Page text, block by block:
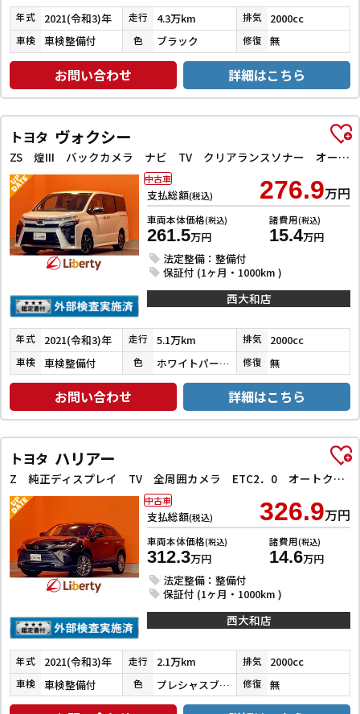
年式 2021(令和3)年 走行 4.3万km 排気 2000cc
車検 車検整備付 色 ブラック 修復 無
お問い合わせ 詳細はこちら
トヨタ ヴォクシー
ZS 煌III バックカメラ ナビ TV クリアランスソナー オートクルーズコントロール レーンアシスト 衝突被害軽減システム 両側電動スライドドア オートマチックハイビーム LEDヘッドランプ
支払総額(税込) 276.9万円
車両本体価格(税込)
261.5万円
諸費用(税込)
15.4万円
法定整備：整備付
保証付 (1ヶ月・1000km )
中古車
西大和店
年式 2021(令和3)年 走行 5.1万km 排気 2000cc
車検 車検整備付 色 ホワイトパールクリスタルシャイン 修復 無
お問い合わせ 詳細はこちら
トヨタ ハリアー
Z 純正ディスプレイ TV 全周囲カメラ ETC2．0 オートクルーズコントロール レーンアシスト パワーシート 衝突被害軽減システム オートマチックハイビーム LEDヘッドランプ 電動リアゲート
支払総額(税込) 326.9万円
車両本体価格(税込)
312.3万円
諸費用(税込)
14.6万円
法定整備：整備付
保証付 (1ヶ月・1000km )
中古車
西大和店
年式 2021(令和3)年 走行 2.1万km 排気 2000cc
車検 車検整備付 色 プレシャスブラックパール 修復 無